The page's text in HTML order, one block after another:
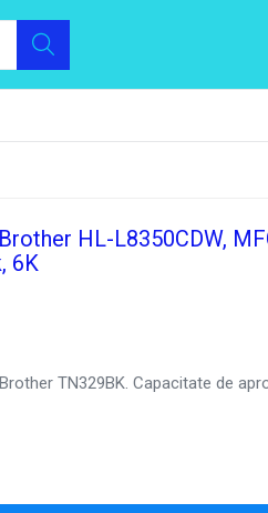
HL-L8350CDW,
6K
TN329BK. Capacitate de